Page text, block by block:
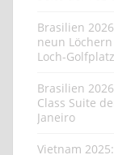
Brasilien
neun
Loch-Golfplatz
Brasilien
Class Suite
Janeiro
Vietnam